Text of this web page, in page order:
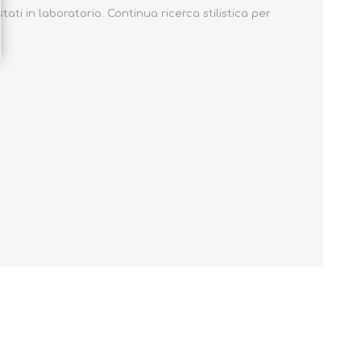
in laboratorio. Continua ricerca stilistica per